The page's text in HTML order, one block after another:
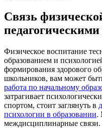
Связь
Физическое воспитание
образованием и
формирования здорового
школьников, вам может
работа по начальному
затрагивает
спортом, стоит заглянуть в
психологии в образовании.
междисциплинарные связи.